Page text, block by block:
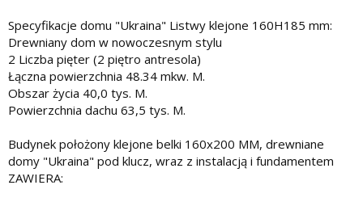
Specyfikacje domu "Ukraina" Listwy klejone 160H185 mm:
Drewniany dom w nowoczesnym stylu
2 Liczba pięter (2 piętro antresola)
Łączna powierzchnia 48.34 mkw. M.
Obszar życia 40,0 tys. M.
Powierzchnia dachu 63,5 tys. M.
Budynek położony klejone belki 160x200 MM, drewniane
domy "Ukraina" pod klucz, wraz z instalacją i fundamentem
ZAWIERA: